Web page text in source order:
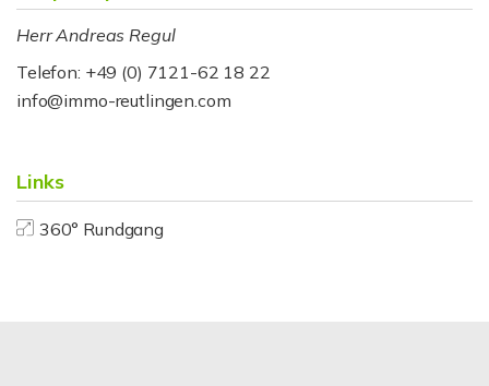
Herr Andreas Regul
Telefon: +49 (0) 7121-62 18 22
info@immo-reutlingen.com
Links
360° Rundgang